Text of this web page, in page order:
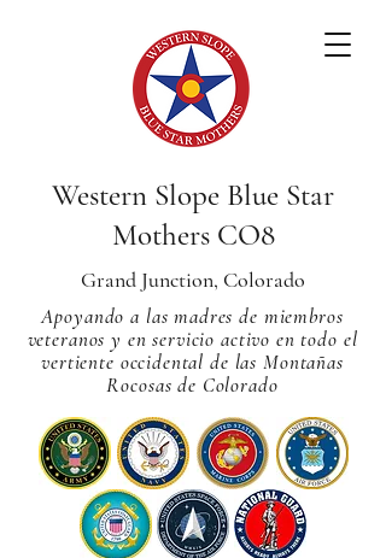
Western Slope Blue Star
Mothers CO8
Grand Junction, Colorado
Apoyando a las madres de miembros
veteranos y en servicio activo en todo el
vertiente occidental de las Montañas
Rocosas de Colorado